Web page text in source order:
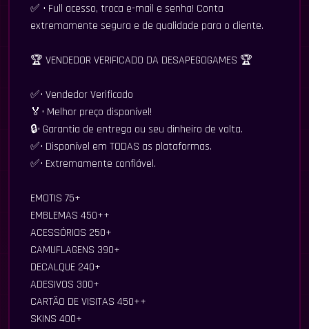
✅ • Full acesso, troca e-mail e senha! Conta
extremamente segura e de qualidade para o cliente.
🏆 VENDEDOR VERIFICADO DA DESAPEGOGAMES 🏆
✅• Vendedor Verificado
🏅• Melhor preço disponível!
🔒• Garantia de entrega ou seu dinheiro de volta.
✅• Disponível em TODAS as plataformas.
✅• Extremamente confiável.
EMOTIS 75+
EMBLEMAS 450++
ACESSÓRIOS 250+
CAMUFLAGENS 390+
DECALQUE 240+
ADESIVOS 300+
CARTÃO DE VISITAS 450++
SKINS 400+